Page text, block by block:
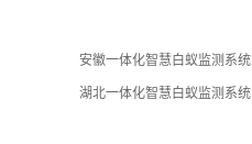
安徽一体化智慧白蚁监测系统
湖北一体化智慧白蚁监测系统